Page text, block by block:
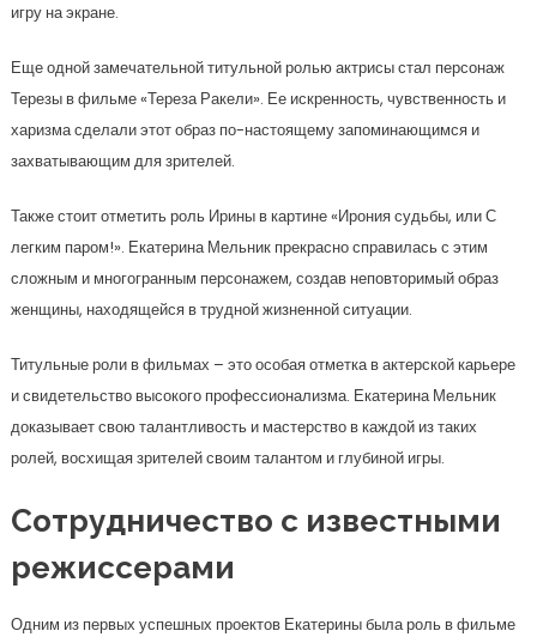
игру на экране.
Еще одной замечательной титульной ролью актрисы стал персонаж
Терезы в фильме «Тереза Ракели». Ее искренность, чувственность и
харизма сделали этот образ по-настоящему запоминающимся и
захватывающим для зрителей.
Также стоит отметить роль Ирины в картине «Ирония судьбы, или С
легким паром!». Екатерина Мельник прекрасно справилась с этим
сложным и многогранным персонажем, создав неповторимый образ
женщины, находящейся в трудной жизненной ситуации.
Титульные роли в фильмах – это особая отметка в актерской карьере
и свидетельство высокого профессионализма. Екатерина Мельник
доказывает свою талантливость и мастерство в каждой из таких
ролей, восхищая зрителей своим талантом и глубиной игры.
Сотрудничество с известными
режиссерами
Одним из первых успешных проектов Екатерины была роль в фильме